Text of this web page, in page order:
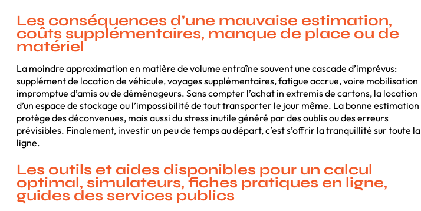
Les conséquences d’une mauvaise estimation,
coûts supplémentaires, manque de place ou de
matériel
La moindre approximation en matière de volume entraîne souvent une cascade d’imprévus:
supplément de location de véhicule, voyages supplémentaires, fatigue accrue, voire mobilisation
impromptue d’amis ou de déménageurs. Sans compter l’achat in extremis de cartons, la location
d’un espace de stockage ou l’impossibilité de tout transporter le jour même. La bonne estimation
protège des déconvenues, mais aussi du stress inutile généré par des oublis ou des erreurs
prévisibles. Finalement, investir un peu de temps au départ, c’est s’offrir la tranquillité sur toute la
ligne.
Les outils et aides disponibles pour un calcul
optimal, simulateurs, fiches pratiques en ligne,
guides des services publics